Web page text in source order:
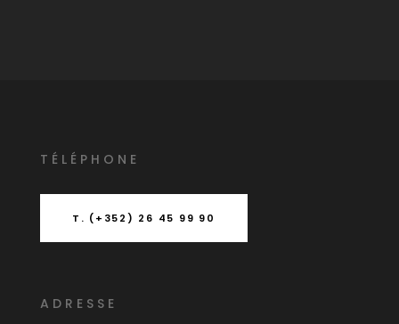
T É L É PHONE
T. (+352) 26 45 99 90
ADRESSE